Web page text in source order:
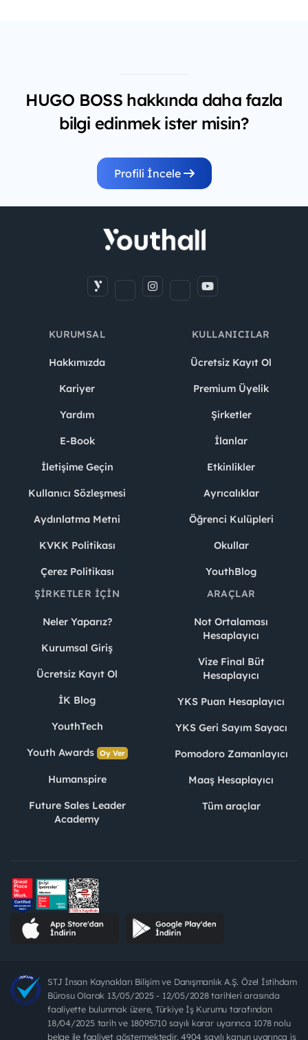
HUGO BOSS hakkında daha fazla
bilgi edinmek ister misin?
Profili İncele
KURUMSAL
Hakkımızda
Kariyer
Yardım
E-Book
İletişime Geçin
Kullanıcı Sözleşmesi
Aydınlatma Metni
KVKK Politikası
Çerez Politikası
KULLANICILAR
Ücretsiz Kayıt Ol
Premium Üyelik
Şirketler
İlanlar
Etkinlikler
Ayrıcalıklar
Öğrenci Kulüpleri
Okullar
YouthBlog
ŞIRKETLER İÇIN
Neler Yaparız?
Kurumsal Giriş
Ücretsiz Kayıt Ol
İK Blog
YouthTech
Youth Awards Oy Ver
Humanspire
Future Sales Leader
Academy
ARAÇLAR
Not Ortalaması
Hesaplayıcı
Vize Final Büt
Hesaplayıcı
YKS Puan Hesaplayıcı
YKS Geri Sayım Sayacı
Pomodoro Zamanlayıcı
Maaş Hesaplayıcı
Tüm araçlar
STJ İnsan Kaynakları Bilişim ve Danışmanlık A.Ş. Özel İstihdam
Bürosu Olarak 13/05/2025 - 12/05/2028 tarihleri arasında
faaliyette bulunmak üzere, Türkiye İş Kurumu tarafından
18/04/2025 tarih ve 18095710 sayılı karar uyarınca 1078 nolu
belge ile faaliyet göstermektedir. 4904 sayılı kanun uyarınca iş